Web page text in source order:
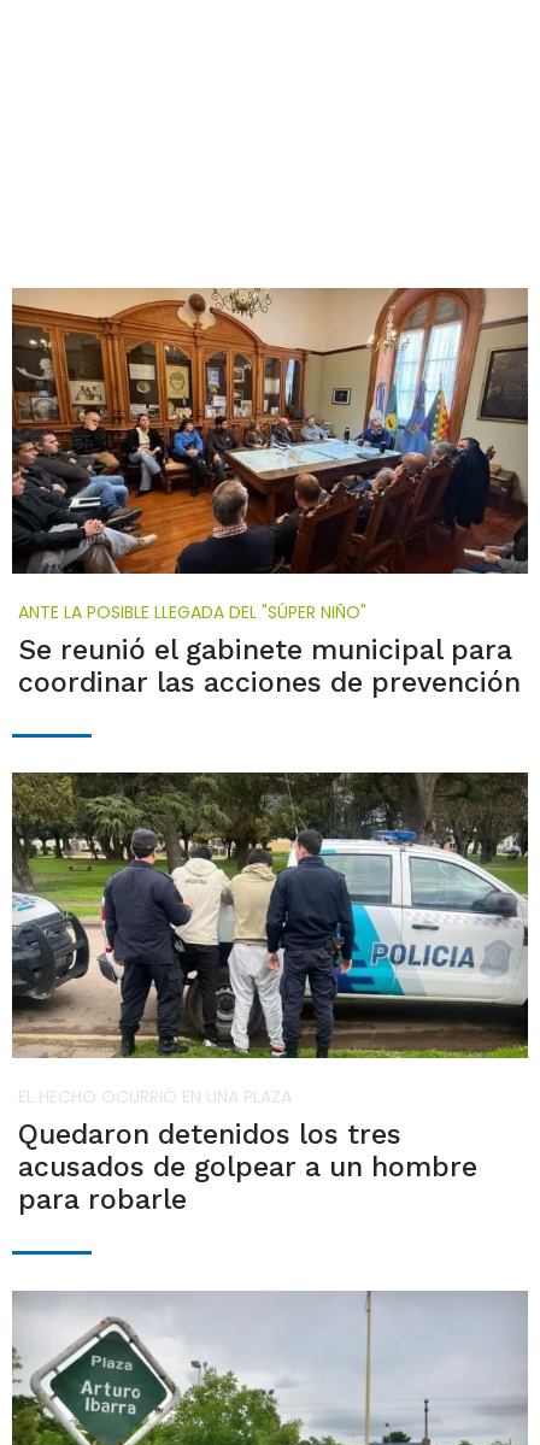
ANTE LA POSIBLE LLEGADA DEL "SÚPER NIÑO"
Se reunió el gabinete municipal para
coordinar las acciones de prevención
EL HECHO OCURRIÓ EN UNA PLAZA
Quedaron detenidos los tres
acusados de golpear a un hombre
para robarle